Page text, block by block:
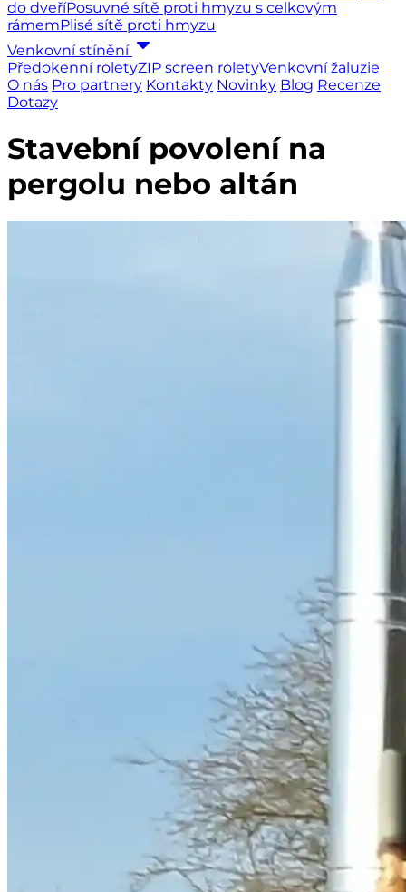
do dveříPosuvné sítě proti hmyzu s celkovým
rámemPlisé sítě proti hmyzu
Venkovní stínění
Předokenní roletyZIP screen roletyVenkovní žaluzie
O nás Pro partnery Kontakty Novinky Blog Recenze
Dotazy
Stavební povolení na
pergolu nebo altán